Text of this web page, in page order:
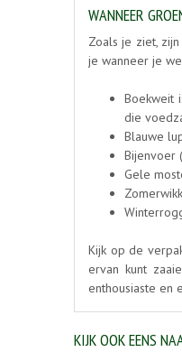
WANNEER
Zoals je ziet,
je wanneer je
Boekweit
die
Blauwe
Bijenvoer
Gele
Kijk op de
ervan kunt
enthousiaste en
KIJK OOK EENS